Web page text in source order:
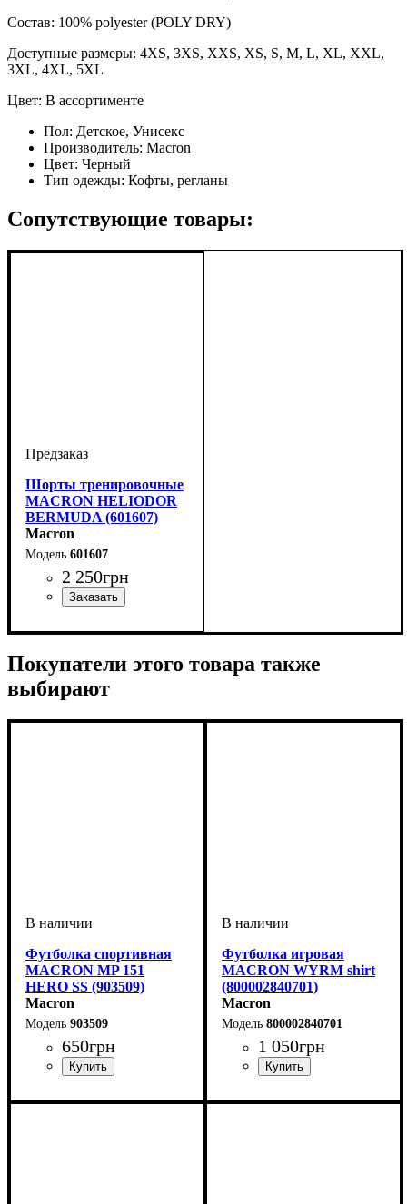
Состав: 100% polyester (POLY DRY)
Доступные размеры: 4XS, 3XS, XXS, XS, S, M, L, XL, XXL,
3XL, 4XL, 5XL
Цвет: В ассортименте
Пол: Детское, Унисекс
Производитель: Macron
Цвет: Черный
Тип одежды: Кофты, регланы
Сопутствующие товары:
Шорты тренировочные
MACRON HELIODOR
BERMUDA (601607)
Macron
601607
2 250грн
Покупатели этого товара также
выбирают
Футболка спортивная
MACRON MP 151
HERO SS (903509)
Macron
903509
650грн
Унисекс
Футболка игровая
MACRON WYRM shirt
(800002840701)
Macron
800002840701
1 050грн